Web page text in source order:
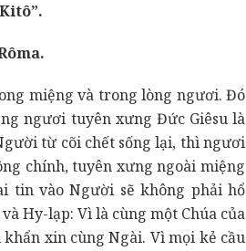
miệng và trong lòng ngươi. Đó
ngươi tuyên xưng Đức Giêsu là
từ cõi chết sống lại, thì ngươi
chính, tuyên xưng ngoài miệng
tin vào Người sẽ không phải hổ
Hy-lạp: Vì là cùng một Chúa của
xin cùng Ngài. Vì mọi kẻ cầu